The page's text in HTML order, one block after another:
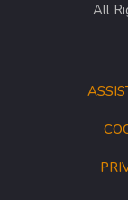
All